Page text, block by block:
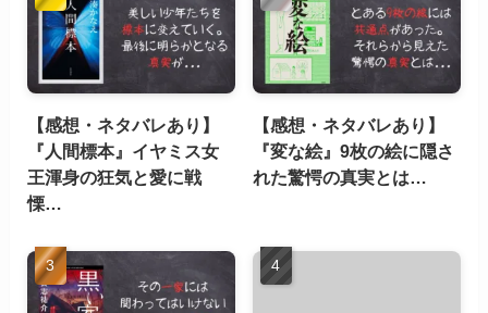
【感想・ネタバレあり】
『人間標本』イヤミス女
王渾身の狂気と愛に戦
慄…
【感想・ネタバレあり】
『変な絵』9枚の絵に隠さ
れた驚愕の真実とは…